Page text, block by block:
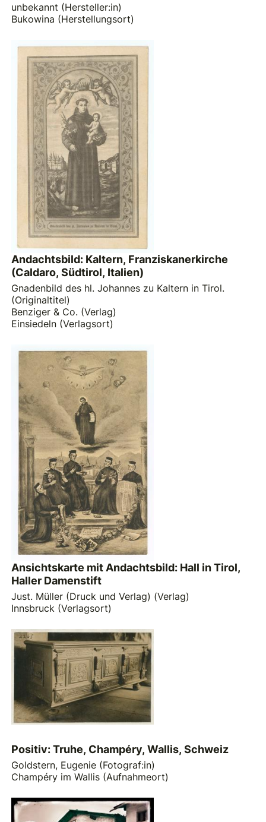
unbekannt (Hersteller:in)
Bukowina (Herstellungsort)
Andachtsbild: Kaltern, Franziskanerkirche
(Caldaro, Südtirol, Italien)
Gnadenbild des hl. Johannes zu Kaltern in Tirol.
(Originaltitel)
Benziger & Co. (Verlag)
Einsiedeln (Verlagsort)
Ansichtskarte mit Andachtsbild: Hall in Tirol,
Haller Damenstift
Just. Müller (Druck und Verlag) (Verlag)
Innsbruck (Verlagsort)
Positiv: Truhe, Champéry, Wallis, Schweiz
Goldstern, Eugenie (Fotograf:in)
Champéry im Wallis (Aufnahmeort)